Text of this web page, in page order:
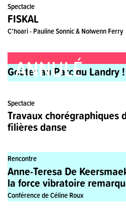
Spectacle
FISKAL
C’hoari - Pauline Sonnic & Nolwenn Ferry
ANNULÉ
Goûter au Parc du Landry !
Spectacle
Travaux chorégraphiques
filières danse
Rencontre
Anne-Teresa De
la force vibratoire
Conférence de Céline Roux